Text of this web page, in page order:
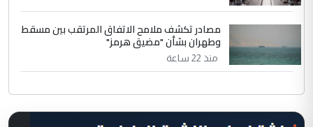
مصادر تكشف ملامح الاتفاق المرتقب بين مسقط
وطهران بشأن "مضيق هرمز"
منذ 22 ساعة